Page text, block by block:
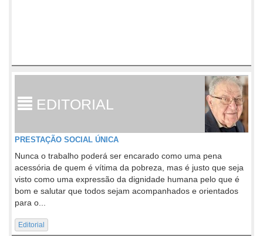
EDITORIAL
PRESTAÇÃO SOCIAL ÚNICA
Nunca o trabalho poderá ser encarado como uma pena
acessória de quem é vítima da pobreza, mas é justo que seja
visto como uma expressão da dignidade humana pelo que é
bom e salutar que todos sejam acompanhados e orientados
para o...
Editorial